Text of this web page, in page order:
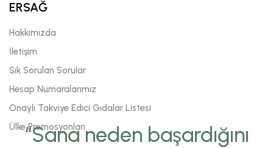
“Sana neden başardığını
ERSAĞ
Hakkımızda
İletişim
Sık Sorulan Sorular
Hesap Numaralarımız
Onaylı Takviye Edici Gıdalar Listesi
Ülke Promosyonları